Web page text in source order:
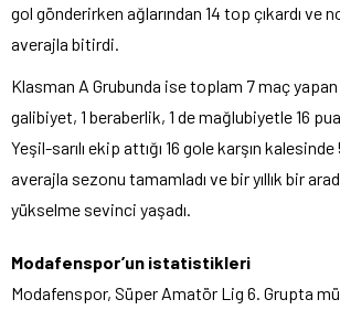
gol gönderirken ağlarından 14 top çıkardı ve
averajla bitirdi.
Klasman A Grubunda ise toplam 7 maç
galibiyet, 1 beraberlik, 1 de mağlubiyetle 16
Yeşil-sarılı ekip attığı 16 gole karşın kalesinde
averajla sezonu tamamladı ve bir yıllık bir
yükselme sevinci yaşadı.
Modafenspor’un istatistikleri
Modafenspor, Süper Amatör Lig 6. Grupta